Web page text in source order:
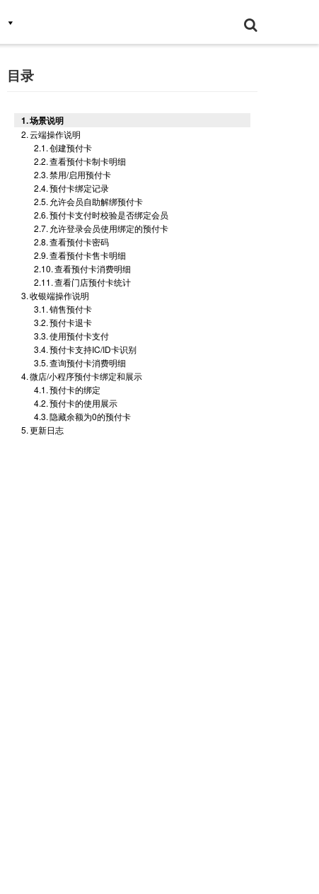
目录
场景说明
云端操作说明
创建预付卡
查看预付卡制卡明细
禁用/启用预付卡
预付卡绑定记录
允许会员自助解绑预付卡
预付卡支付时校验是否绑定会员
允许登录会员使用绑定的预付卡
查看预付卡密码
查看预付卡售卡明细
查看预付卡消费明细
查看门店预付卡统计
收银端操作说明
销售预付卡
预付卡退卡
使用预付卡支付
预付卡支持IC/ID卡识别
查询预付卡消费明细
微店/小程序预付卡绑定和展示
预付卡的绑定
预付卡的使用展示
隐藏余额为0的预付卡
更新日志